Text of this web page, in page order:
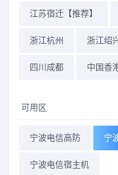
江苏宿迁【推荐】
浙江杭州 浙江绍
四川成都 中国香
可用区
宁波电信高防 宁
宁波电信宿主机